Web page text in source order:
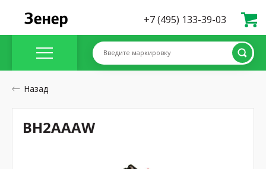
+7 (495) 133-39-03
Введите маркировку
Назад
BH2AAAW